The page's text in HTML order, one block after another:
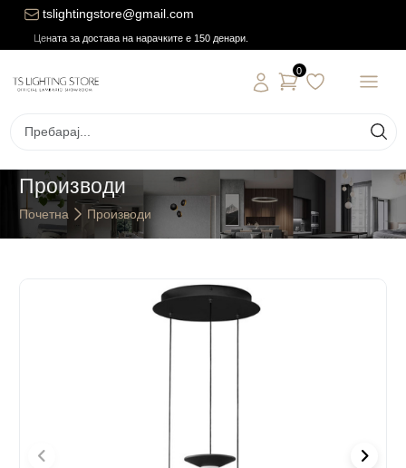
tslightingstore@gmail.com
Цената за достава на нарачките е 150 денари.
0
Производи
Почетна Производи